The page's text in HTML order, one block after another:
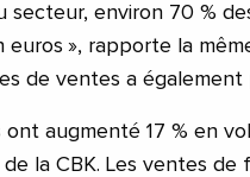
secteur, environ 70 %
», rapporte la
de ventes a également
augmenté 17 % en
la CBK. Les ventes de